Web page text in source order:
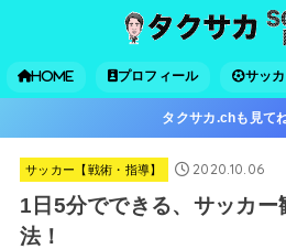
HOME プロフィール サッ
タクサカ.chも見て
サッカー【戦術・指導】 2020.10.06
1日5分でできる、サッカー
法！